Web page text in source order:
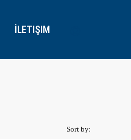
İLETIŞIM
Sort by: